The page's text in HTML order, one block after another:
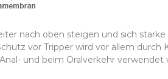
nach oben steigen und sich
vor Tripper wird vor allem
und beim Oralverkehr verwendet